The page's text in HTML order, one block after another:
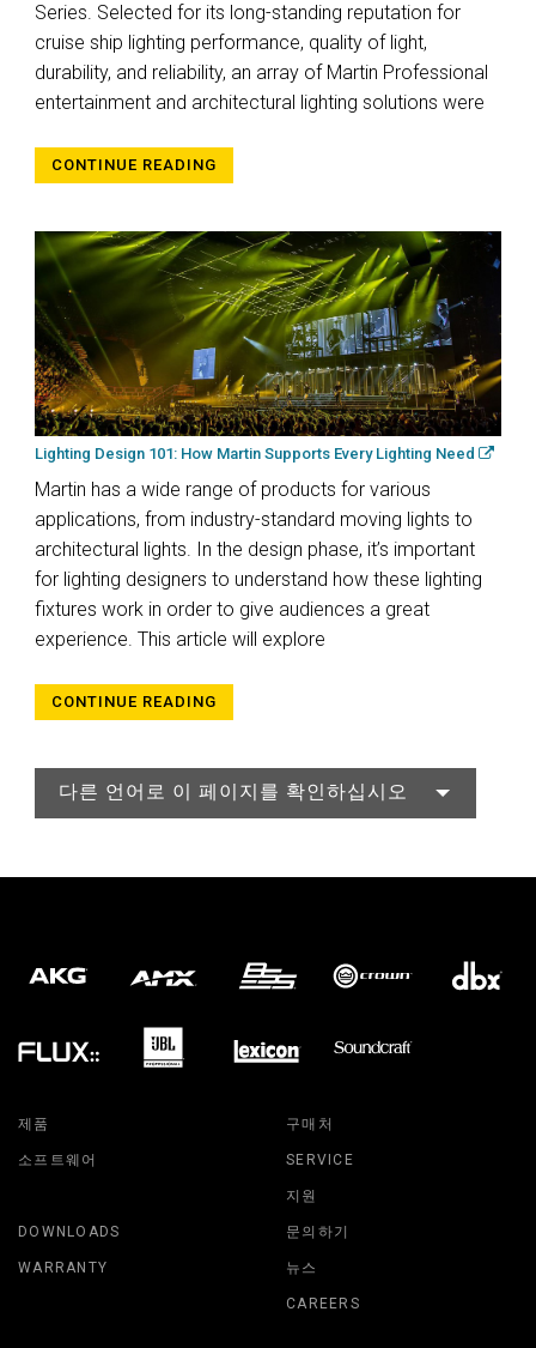
Series. Selected for its long-standing reputation for
cruise ship lighting performance, quality of light,
durability, and reliability, an array of Martin Professional
entertainment and architectural lighting solutions were
CONTINUE READING
Lighting Design 101: How Martin Supports Every Lighting Need
Martin has a wide range of products for various
applications, from industry-standard moving lights to
architectural lights. In the design phase, it’s important
for lighting designers to understand how these lighting
fixtures work in order to give audiences a great
experience. This article will explore
CONTINUE READING
다른 언어로 이 페이지를 확인하십시오
제품
소프트웨어
구매처
SERVICE
지원
DOWNLOADS
WARRANTY
문의하기
뉴스
CAREERS